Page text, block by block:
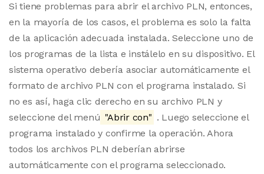
Si tiene problemas para abrir el archivo PLN, entonces,
en la mayoría de los casos, el problema es solo la falta
de la aplicación adecuada instalada. Seleccione uno de
los programas de la lista e instálelo en su dispositivo. El
sistema operativo debería asociar automáticamente el
formato de archivo PLN con el programa instalado. Si
no es así, haga clic derecho en su archivo PLN y
seleccione del menú "Abrir con" . Luego seleccione el
programa instalado y confirme la operación. Ahora
todos los archivos PLN deberían abrirse
automáticamente con el programa seleccionado.